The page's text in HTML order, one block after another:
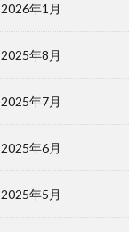
2026年1月
2025年8月
2025年7月
2025年6月
2025年5月